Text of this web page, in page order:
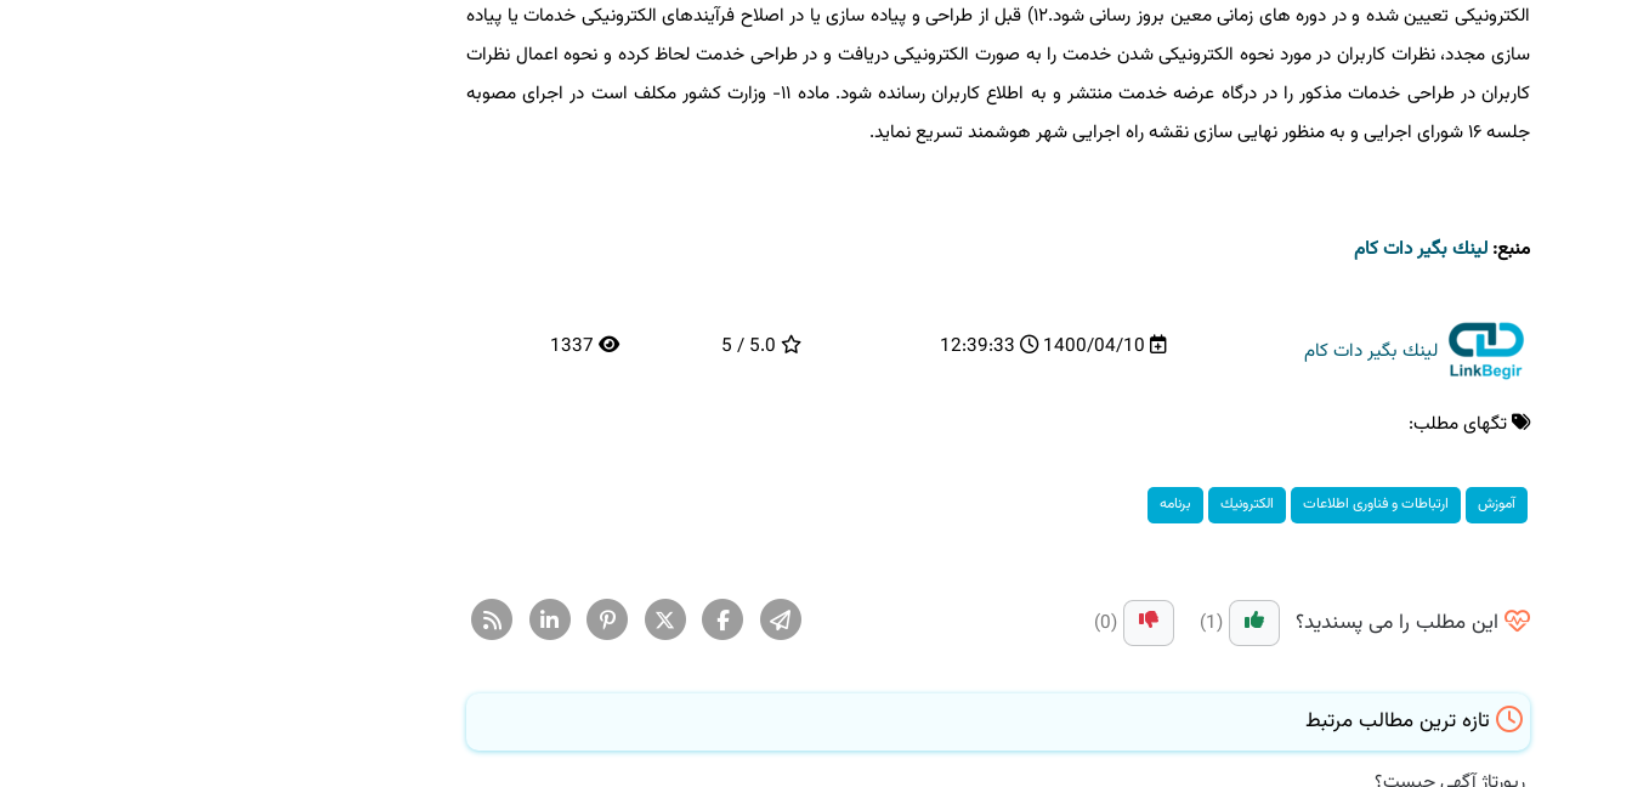
الکترونیکی تعیین شده و در دوره های زمانی معین بروز رسانی شود.۱۲) قبل از طراحی و پیاده سازی یا در اصلاح فرآیندهای الکترونیکی خدمات یا پیاده
سازی مجدد، نظرات کاربران در مورد نحوه الکترونیکی شدن خدمت را به صورت الکترونیکی دریافت و در طراحی خدمت لحاظ کرده و نحوه اعمال نظرات
کاربران در طراحی خدمات مذکور را در درگاه عرضه خدمت منتشر و به اطلاع کاربران رسانده شود. ماده ۱۱- وزارت کشور مکلف است در اجرای مصوبه
جلسه ۱۶ شورای اجرایی و به منظور نهایی سازی نقشه راه اجرایی شهر هوشمند تسریع نماید.
منبع: لینك بگیر دات كام
لینك بگیر دات كام 1400/04/10
12:39:33
5.0 / 5
1337
تگهای مطلب:
آموزش ارتباطات و فناوری اطلاعات الكترونیك برنامه
این مطلب را می پسندید؟ (1)
(0)
تازه ترین مطالب مرتبط